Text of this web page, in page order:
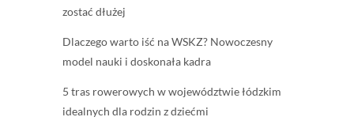
zostać dłużej
Dlaczego warto iść na WSKZ? Nowoczesny
model nauki i doskonała kadra
5 tras rowerowych w województwie łódzkim
idealnych dla rodzin z dziećmi